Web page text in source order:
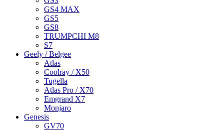
GS4 MAX
GS5
GS8
TRUMPCHI M8
S7
Geely / Belgee
Atlas
Coolray / X50
Tugella
Atlas Pro / X70
Emgrand X7
Monjaro
Genesis
GV70